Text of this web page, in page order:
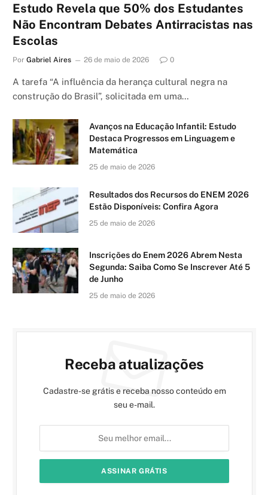
Estudo Revela que 50% dos Estudantes
Não Encontram Debates Antirracistas nas
Escolas
Por Gabriel Aires 26 de maio de 2026 0
A tarefa “A influência da herança cultural negra na
construção do Brasil”, solicitada em uma…
Avanços na Educação Infantil: Estudo
Destaca Progressos em Linguagem e
Matemática
25 de maio de 2026
Resultados dos Recursos do ENEM 2026
Estão Disponíveis: Confira Agora
25 de maio de 2026
Inscrições do Enem 2026 Abrem Nesta
Segunda: Saiba Como Se Inscrever Até 5
de Junho
25 de maio de 2026
Receba atualizações
Cadastre-se grátis e receba nosso conteúdo em
seu e-mail.